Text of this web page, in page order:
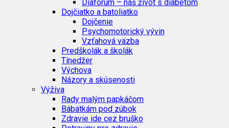
Diafórum – náš život s diabetom
Dojčiatko a batoliatko
Dojčenie
Psychomotorický vývin
Vzťahová väzba
Predškolák a školák
Tínedžer
Výchova
Názory a skúsenosti
Výživa
Rady malým papkáčom
Bábätkám pod zúbok
Zdravie ide cez bruško